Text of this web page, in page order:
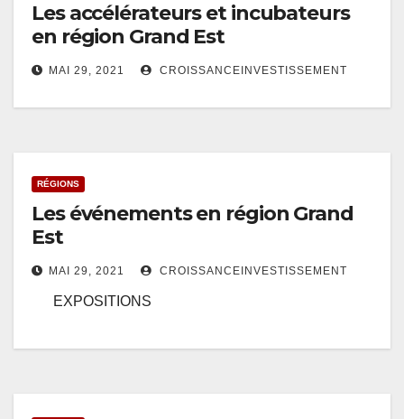
Les accélérateurs et incubateurs
en région Grand Est
MAI 29, 2021 CROISSANCEINVESTISSEMENT
RÉGIONS
Les événements en région Grand
Est
MAI 29, 2021 CROISSANCEINVESTISSEMENT
EXPOSITIONS